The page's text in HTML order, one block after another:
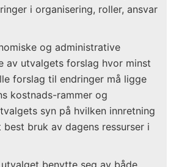
i organisering, roller, ansvar
og administrative
av utvalgets forslag hvor minst
forslag til endringer må ligge
kostnads-rammer og
syn på hvilken innretning
best bruk av dagens ressurser i
benytte seg av både